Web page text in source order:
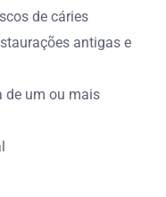
de cáries
antigas e
de um ou mais